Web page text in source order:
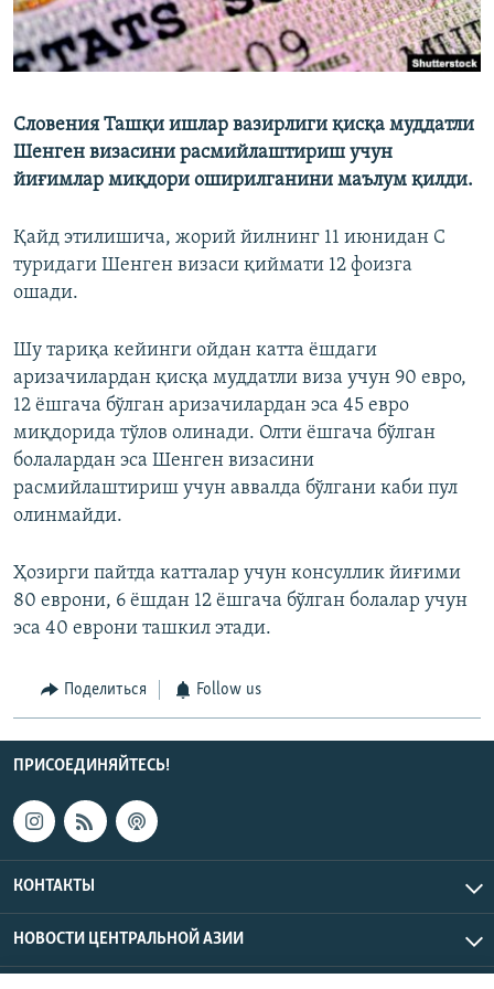
Словения Ташқи ишлар вазирлиги қисқа муддатли
Шенген визасини расмийлаштириш учун
йиғимлар миқдори оширилганини маълум қилди.
Қайд этилишича, жорий йилнинг 11 июнидан С
туридаги Шенген визаси қиймати 12 фоизга
ошади.
Шу тариқа кейинги ойдан катта ёшдаги
аризачилардан қисқа муддатли виза учун 90 евро,
12 ёшгача бўлган аризачилардан эса 45 евро
миқдорида тўлов олинади. Олти ёшгача бўлган
болалардан эса Шенген визасини
расмийлаштириш учун аввалда бўлгани каби пул
олинмайди.
Ҳозирги пайтда катталар учун консуллик йиғими
80 еврони, 6 ёшдан 12 ёшгача бўлган болалар учун
эса 40 еврони ташкил этади.
Поделиться Follow us
ПРИСОЕДИНЯЙТЕСЬ!
КОНТАКТЫ
НОВОСТИ ЦЕНТРАЛЬНОЙ АЗИИ